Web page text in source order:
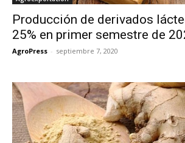
Producción de derivados
25% en primer semestre de
AgroPress - septiembre 7, 2020